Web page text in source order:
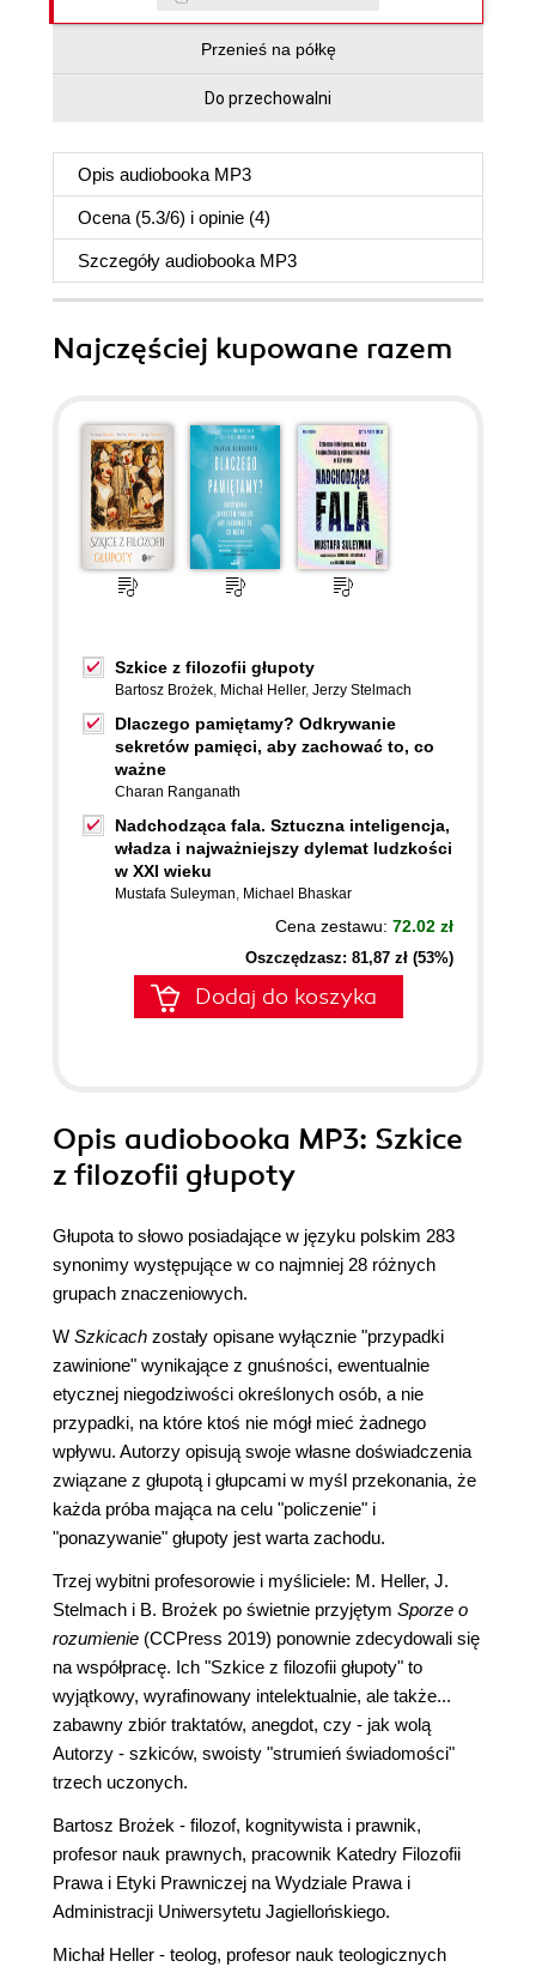
Przenieś na półkę
Do przechowalni
Opis audiobooka MP3
Ocena (5.3/6) i opinie (4)
Szczegóły audiobooka MP3
Najczęściej kupowane razem
Szkice z filozofii głupoty
Bartosz Brożek, Michał Heller, Jerzy Stelmach
Dlaczego pamiętamy? Odkrywanie
sekretów pamięci, aby zachować to, co
ważne
Charan Ranganath
Nadchodząca fala. Sztuczna inteligencja,
władza i najważniejszy dylemat ludzkości
w XXI wieku
Mustafa Suleyman, Michael Bhaskar
Cena zestawu: 72.02 zł
Oszczędzasz: 81,87 zł (53%)
Dodaj do koszyka
Opis audiobooka MP3: Szkice
z filozofii głupoty
Głupota to słowo posiadające w języku polskim 283
synonimy występujące w co najmniej 28 różnych
grupach znaczeniowych.
W Szkicach zostały opisane wyłącznie "przypadki
zawinione" wynikające z gnuśności, ewentualnie
etycznej niegodziwości określonych osób, a nie
przypadki, na które ktoś nie mógł mieć żadnego
wpływu. Autorzy opisują swoje własne doświadczenia
związane z głupotą i głupcami w myśl przekonania, że
każda próba mająca na celu "policzenie" i
"ponazywanie" głupoty jest warta zachodu.
Trzej wybitni profesorowie i myśliciele: M. Heller, J.
Stelmach i B. Brożek po świetnie przyjętym Sporze o
rozumienie (CCPress 2019) ponownie zdecydowali się
na współpracę. Ich "Szkice z filozofii głupoty" to
wyjątkowy, wyrafinowany intelektualnie, ale także...
zabawny zbiór traktatów, anegdot, czy - jak wolą
Autorzy - szkiców, swoisty "strumień świadomości"
trzech uczonych.
Bartosz Brożek - filozof, kognitywista i prawnik,
profesor nauk prawnych, pracownik Katedry Filozofii
Prawa i Etyki Prawniczej na Wydziale Prawa i
Administracji Uniwersytetu Jagiellońskiego.
Michał Heller - teolog, profesor nauk teologicznych